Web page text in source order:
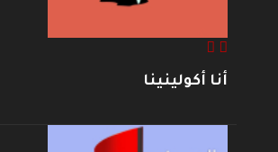
أنا أكولينينا